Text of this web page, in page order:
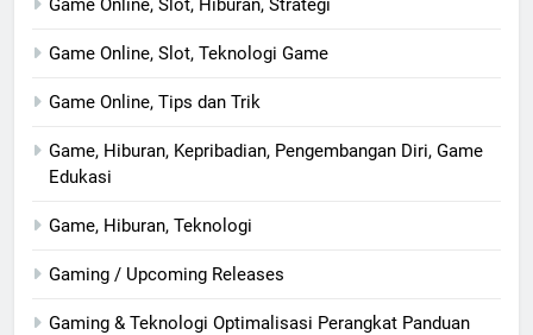
Game Online, Slot, Hiburan, Strategi
Game Online, Slot, Teknologi Game
Game Online, Tips dan Trik
Game, Hiburan, Kepribadian, Pengembangan Diri, Game
Edukasi
Game, Hiburan, Teknologi
Gaming / Upcoming Releases
Gaming & Teknologi Optimalisasi Perangkat Panduan